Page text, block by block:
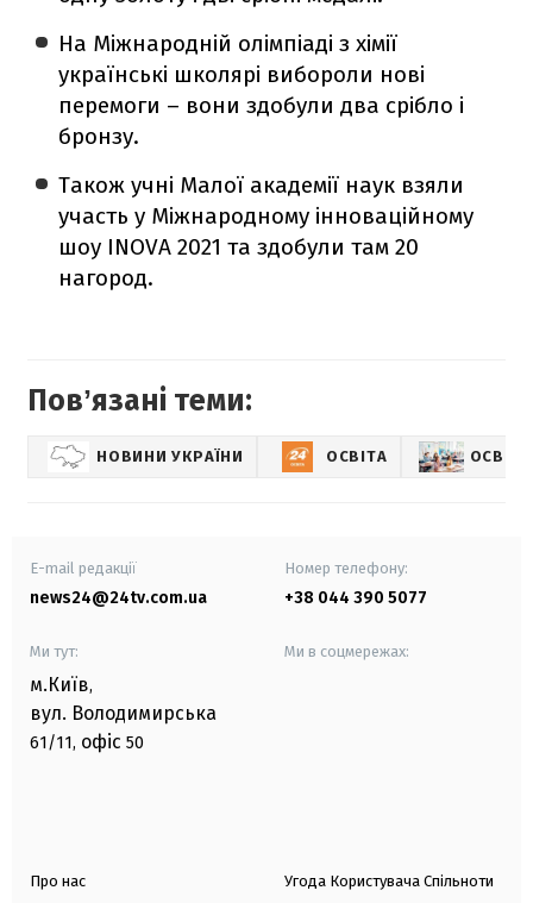
На Міжнародній олімпіаді з хімії
українські школярі вибороли нові
перемоги – вони здобули два срібло і
бронзу.
Також учні Малої академії наук взяли
участь у Міжнародному інноваційному
шоу INOVA 2021 та здобули там 20
нагород.
Повʼязані теми:
НОВИНИ УКРАЇНИ ОСВІТА
E-mail редакції
news24@24tv.com.ua
Номер телефону:
+38 044 390 5077
Ми тут:
м.Київ,
вул. Володимирська
61/11, офіс 50
Ми в соцмережах:
Про нас Угода Користувача Спільноти